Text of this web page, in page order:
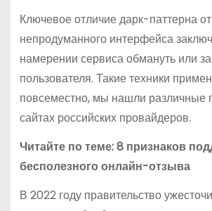
Ключевое отличие дарк-паттерна от
непродуманного интерфейса
намерении сервиса обмануть или
пользователя. Такие техники
повсеместно, мы нашли различные
сайтах российских провайдеров.
Читайте по теме: 8 признаков
бесполезного онлайн-отзыва
В 2022 году правительство